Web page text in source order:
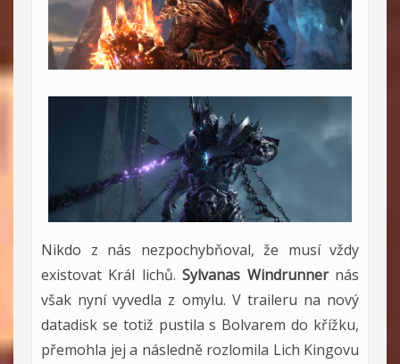
Nikdo z nás nezpochybňoval, že musí vždy
existovat Král lichů.Sylvanas Windrunnernás
však nyní vyvedla z omylu. V traileru na nový
datadisk se totiž pustila s Bolvarem do křížku,
přemohla jej a následně rozlomila Lich Kingovu